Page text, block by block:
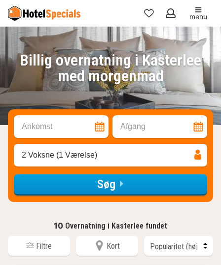
Mine
favoritter
menu
Billig overnatning i Kasterlee
med morgenmad
Ankomst Afgang
2 Voksne (1 Værelse)
Søg
10 Overnatning i Kasterlee fundet
Filtre Kort